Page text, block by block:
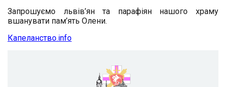
Запрошуємо львів’ян та парафіян нашого храму
вшанувати пам’ять Олени.
Капеланство.info